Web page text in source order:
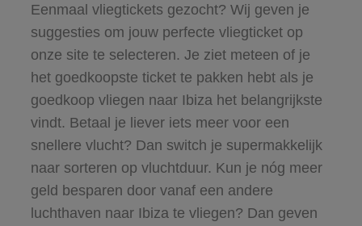
Eenmaal vliegtickets gezocht? Wij geven je
suggesties om jouw perfecte vliegticket op
onze site te selecteren. Je ziet meteen of je
het goedkoopste ticket te pakken hebt als je
goedkoop vliegen naar Ibiza het belangrijkste
vindt. Betaal je liever iets meer voor een
snellere vlucht? Dan switch je supermakkelijk
naar sorteren op vluchtduur. Kun je nóg meer
geld besparen door vanaf een andere
luchthaven naar Ibiza te vliegen? Dan geven